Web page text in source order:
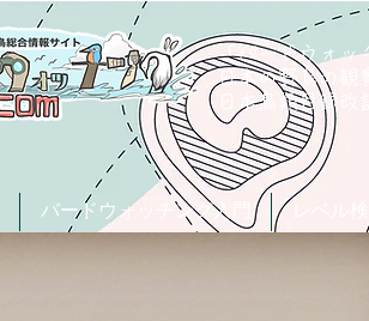
「バードウォッ
日本の野鳥の観
日本鳥類目録
バードウォッチング入門